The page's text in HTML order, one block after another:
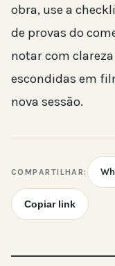
obra, use a
de provas do
notar com
escondidas em
nova sessão.
COMPARTILHAR:
Copiar link